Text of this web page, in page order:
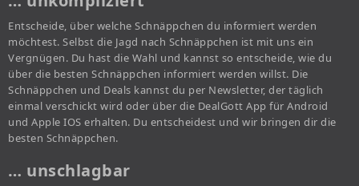
Entscheide, über welche Schnäppchen du informiert werden
möchtest. Selbst die Jagd nach Schnäppchen ist mit uns ein
Vergnügen. Du hast die Wahl und kannst so entscheide, wie du
über die besten Schnäppchen informiert werden willst. Die
Schnäppchen und Deals kannst du per Newsletter, der täglich
einmal verschickt wird oder über die DealGott App für Android
und Apple IOS erhalten. Du entscheidest und wir bringen dir die
besten Schnäppchen.
… unschlagbar